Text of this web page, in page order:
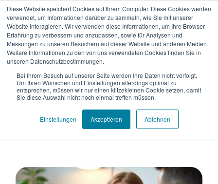
Diese Website speichert Cookies auf Ihrem Computer. Diese Cookies werden
verwendet, um Informationen darüber zu sammeln, wie Sie mit unserer
Website interagieren. Wir verwenden diese Informationen, um Ihre Browser-
Erfahrung zu verbessern und anzupassen, sowie für Analysen und
Messungen zu unseren Besuchern auf dieser Website und anderen Medien.
Weitere Informationen zu den von uns verwendeten Cookies finden Sie in
unseren Datenschutzbestimmungen.
Bei Ihrem Besuch auf unserer Seite werden Ihre Daten nicht verfolgt.
Um Ihren Wünschen und Einstellungen allerdings optimal zu
entsprechen, müssen wir nur einen klitzekleinen Cookie setzen, damit
Sie diese Auswahl nicht noch einmal treffen müssen.
Einstellungen Akzeptieren Ablehnen
Marketing